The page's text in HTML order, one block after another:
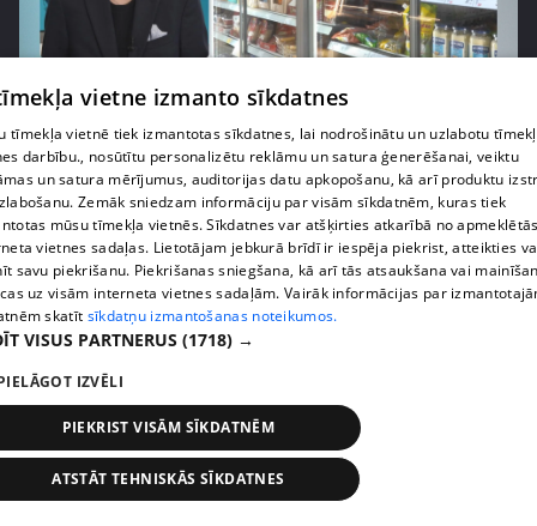
pirms 1 nedēļas, 1 dienas
Pārtiku pērkam vairāk, bet vai “zemo cenu grozs”
tiešām samazina kopējo čeku?
pirms 1 nedēļas, 1 dienas
vietne izmanto sīkdatnes
tīmekļa vietnē tiek izmantotas sīkdatnes, lai nodrošinātu un uzlabotu
darbību., nosūtītu personalizētu reklāmu un satura ģenerēšanai, veiktu
un satura mērījumus, auditorijas datu apkopošanu, kā arī produktu
Zemāk sniedzam informāciju par visām sīkdatnēm, kuras tiek
mūsu tīmekļa vietnēs. Sīkdatnes var atšķirties atkarībā no
vietnes sadaļas. Lietotājam jebkurā brīdī ir iespēja piekrist, atteikties
savu piekrišanu. Piekrišanas sniegšana, kā arī tās atsaukšana vai
uz visām interneta vietnes sadaļām. Vairāk informācijas par
skatīt sīkdatņu izmantošanas noteikumos.
VISUS PARTNERUS (1718) →
IZVĒLI
PIEKRIST VISĀM SĪKDATNĒM
ATSTĀT TEHNISKĀS SĪKDATNES